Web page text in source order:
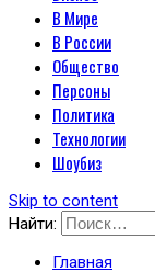
В Мире
В России
Общество
Персоны
Политика
Технологии
Шоубиз
Skip to content
Найти:
Главная